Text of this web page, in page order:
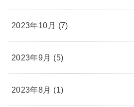
2023年10月 (7)
2023年9月 (5)
2023年8月 (1)